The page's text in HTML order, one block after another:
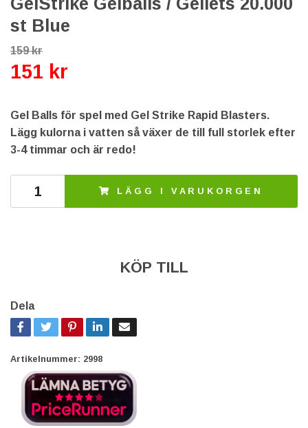
st Blue
159 kr
151 kr
Gel Balls för spel med Gel Strike Rapid Blasters.
Lägg kulorna i vatten så växer de till full storlek efter
3-4 timmar och är redo!
LÄGG I VARUKORGEN
KÖP TILL
Dela
Artikelnummer: 2998